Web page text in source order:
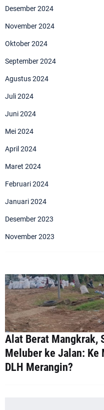
Desember 2024
November 2024
Oktober 2024
September 2024
Agustus 2024
Juli 2024
Juni 2024
Mei 2024
April 2024
Maret 2024
Februari 2024
Januari 2024
Desember 2023
November 2023
Alat Berat Mangkrak,
Meluber ke Jalan: Ke
DLH Merangin?